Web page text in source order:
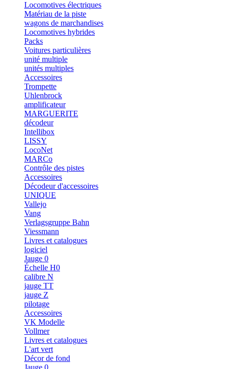
Locomotives électriques
Matériau de la piste
wagons de marchandises
Locomotives hybrides
Packs
Voitures particulières
unité multiple
unités multiples
Accessoires
Trompette
Uhlenbrock
amplificateur
MARGUERITE
décodeur
Intellibox
LISSY
LocoNet
MARCo
Contrôle des pistes
Accessoires
Décodeur d'accessoires
UNIQUE
Vallejo
Vang
Verlagsgruppe Bahn
Viessmann
Livres et catalogues
logiciel
Jauge 0
Échelle H0
calibre N
jauge TT
jauge Z
pilotage
Accessoires
VK Modelle
Vollmer
Livres et catalogues
L'art vert
Décor de fond
Jauge 0